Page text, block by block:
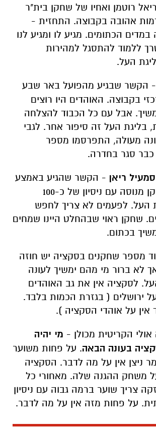
רוטמן ואחיו של שחקן בית"ר
אהובה בקבוצה. התחזית -
במדים הכתומים. מגיע לו ומגיע לנו
ללמוד להתסגל למהירות
העל.
- הקשר שבגיע מהפועל באר שבע
בקבוצה. האוהדים היו רוצים
אבל עם כל הכבוד להצלחה
בליגת העל זה סיפור אחר. לגבי
מעולה, התפרסמו מספר
כבר סגר בחדרה.
ריאן - הקשר שהגיע באמצע
העונה הוא שחקן מנוסה עם ניסיון של כ-100
העל. לפעמים לא צריך לחפש
שחקן ראוי שבהחלט היינו שמחים
בכתום.
מספר שחקנים בסקציה יש חוזה
לא ברור מי מהם ימשיך לעונה
לסקציה אין את גב האוהדים
ירושלים ( בגזרת הכמות בלבד.
אין על אוהדי הסקציה ).
הקריטית מכולן - מי יהיה
בעונה הבאה. על פחות משוער
ניצן אין על מה לדבר. הסקציה
משחק ההגנה שלה. מאחורי כל
צריך שוער ברמה גבוה עם ניסיון
על פחות מזה אין על מה לדבר.